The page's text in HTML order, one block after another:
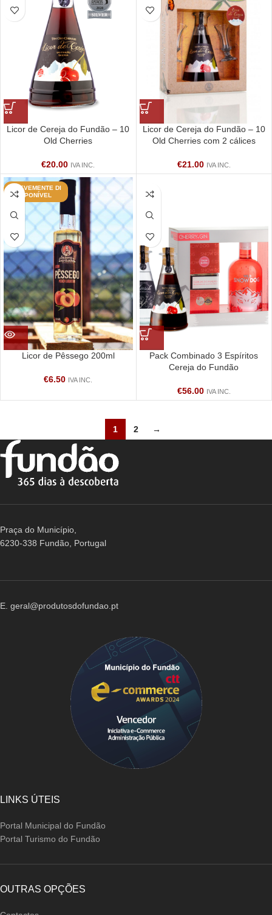
Licor de Cereja do Fundão – 10
Old Cherries
€20.00 IVA INC.
Licor de Cereja do Fundão – 10
Old Cherries com 2 cálices
€21.00 IVA INC.
BREVEMENTE DI
SPONÍVEL
Licor de Pêssego 200ml
€6.50 IVA INC.
Pack Combinado 3 Espíritos
Cereja do Fundão
€56.00 IVA INC.
1 2 →
Praça do Município,
6230-338 Fundão, Portugal
E. geral@produtosdofundao.pt
LINKS ÚTEIS
Portal Municipal do Fundão
Portal Turismo do Fundão
OUTRAS OPÇÕES